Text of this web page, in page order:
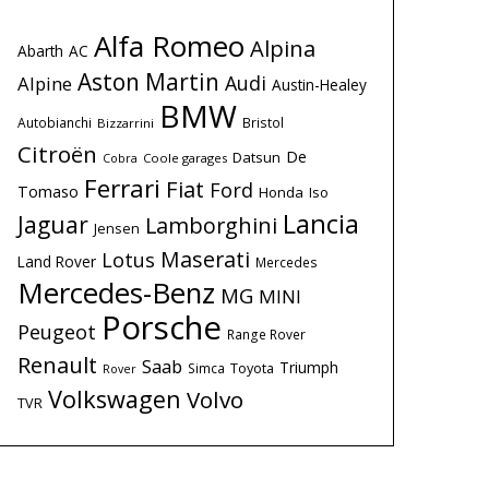
Abarth AC Alfa Romeo Alpina
Alpine Aston Martin Audi Austin-Healey
Autobianchi Bizzarrini BMW Bristol
Citroën Cobra Coole garages Datsun De
Tomaso Ferrari Fiat Ford Honda Iso
Jaguar Jensen Lamborghini Lancia
Land Rover Lotus Maserati Mercedes
Mercedes-Benz MG MINI
Peugeot Porsche Range Rover
Renault Rover Saab Simca Toyota Triumph
TVR Volkswagen Volvo